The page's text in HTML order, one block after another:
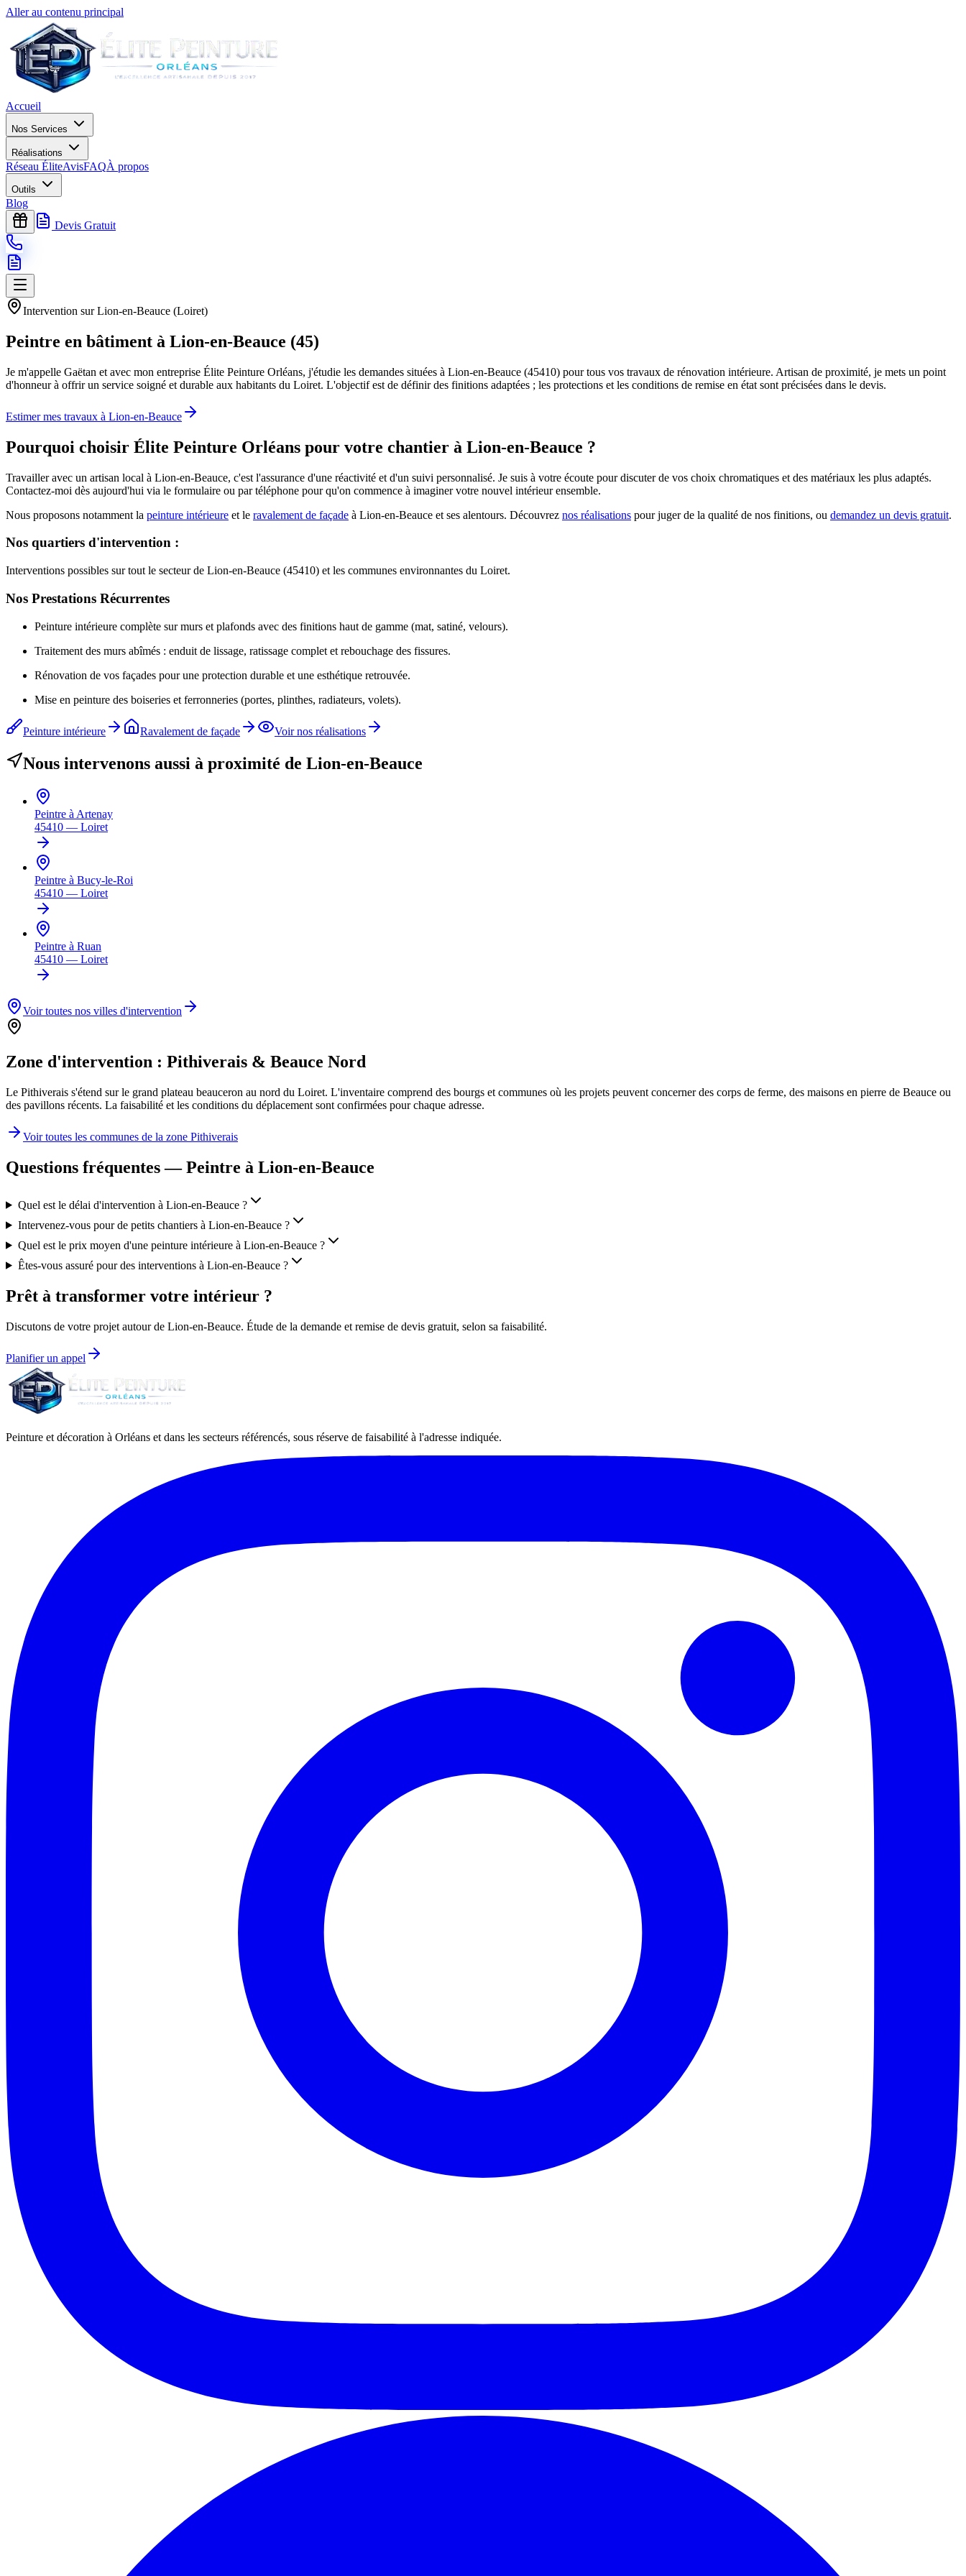
Aller au contenu principal
Accueil
Nos Services
Réalisations
Réseau ÉliteAvisFAQÀ propos
Outils
Blog
Devis Gratuit
Intervention surLion-en-Beauce (Loiret)
Peintre en bâtiment à Lion-en-Beauce (45)
Je m'appelle Gaëtan et avec mon entreprise Élite Peinture Orléans, j'étudie les demandes situées à Lion-en-Beauce (45410) pour tous vos travaux de rénovation intérieure. Artisan de proximité, je mets un point
d'honneur à offrir un service soigné et durable aux habitants du Loiret. L'objectif est de définir des finitions adaptées ; les protections et les conditions de remise en état sont précisées dans le devis.
Estimer mes travaux à Lion-en-Beauce
Pourquoi choisir Élite Peinture Orléans pour votre chantier à Lion-en-Beauce ?
Travailler avec un artisan local à Lion-en-Beauce, c'est l'assurance d'une réactivité et d'un suivi personnalisé. Je suis à votre écoute pour discuter de vos choix chromatiques et des matériaux les plus adaptés.
Contactez-moi dès aujourd'hui via le formulaire ou par téléphone pour qu'on commence à imaginer votre nouvel intérieur ensemble.
Nous proposons notamment la peinture intérieure et le ravalement de façade à Lion-en-Beauce et ses alentours. Découvrez nos réalisations pour juger de la qualité de nos finitions, ou demandez un devis gratuit.
Nos quartiers d'intervention :
Interventions possibles sur tout le secteur de Lion-en-Beauce (45410) et les communes environnantes du Loiret.
Nos Prestations Récurrentes
Peinture intérieure complète sur murs et plafonds avec des finitions haut de gamme (mat, satiné, velours).
Traitement des murs abîmés : enduit de lissage, ratissage complet et rebouchage des fissures.
Rénovation de vos façades pour une protection durable et une esthétique retrouvée.
Mise en peinture des boiseries et ferronneries (portes, plinthes, radiateurs, volets).
Peinture intérieure Ravalement de façade Voir nos réalisations
Nous intervenons aussi à proximité de Lion-en-Beauce
Peintre à Artenay
45410 — Loiret
Peintre à Bucy-le-Roi
45410 — Loiret
Peintre à Ruan
45410 — Loiret
Voir toutes nos villes d'intervention
Zone d'intervention : Pithiverais & Beauce Nord
Le Pithiverais s'étend sur le grand plateau beauceron au nord du Loiret. L'inventaire comprend des bourgs et communes où les projets peuvent concerner des corps de ferme, des maisons en pierre de Beauce ou
des pavillons récents. La faisabilité et les conditions du déplacement sont confirmées pour chaque adresse.
Voir toutes les communes de la zone Pithiverais
Questions fréquentes — Peintre à Lion-en-Beauce
Quel est le délai d'intervention à Lion-en-Beauce ?
Intervenez-vous pour de petits chantiers à Lion-en-Beauce ?
Quel est le prix moyen d'une peinture intérieure à Lion-en-Beauce ?
Êtes-vous assuré pour des interventions à Lion-en-Beauce ?
Prêt à transformer votre intérieur ?
Discutons de votre projet autour de Lion-en-Beauce. Étude de la demande et remise de devis gratuit, selon sa faisabilité.
Planifier un appel
Peinture et décoration à Orléans et dans les secteurs référencés, sous réserve de faisabilité à l'adresse indiquée.